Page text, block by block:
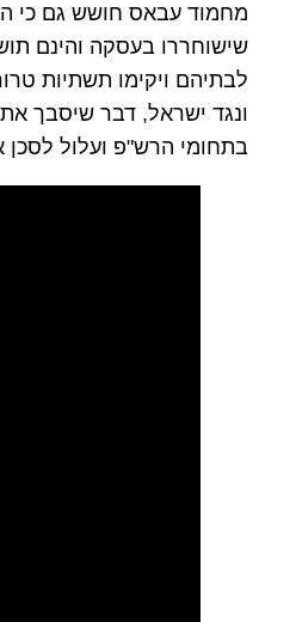
מחמוד עבאס חושש גם כי
שישוחררו בעסקה והינם
לבתיהם ויקימו תשתיות
ונגד ישראל, דבר שיסבך
בתחומי הרש"פ ועלול לסכן